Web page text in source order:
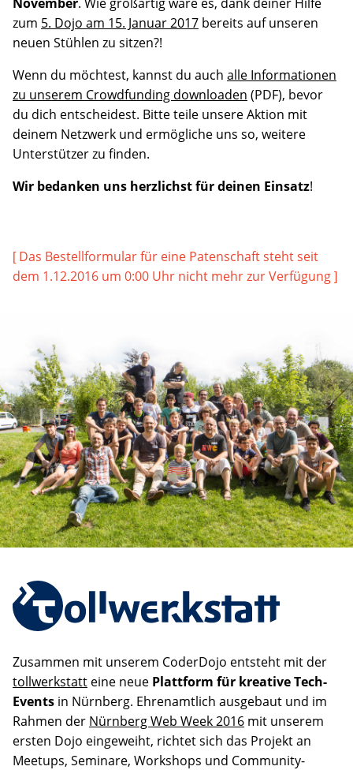
zum 5. Dojo am 15. Januar 2017 bereits auf unseren
neuen Stühlen zu sitzen?!
Wenn du möchtest, kannst du auch alle Informationen
zu unserem Crowdfunding downloaden (PDF), bevor
du dich entscheidest. Bitte teile unsere Aktion mit
deinem Netzwerk und ermögliche uns so, weitere
Unterstützer zu finden.
Wir bedanken uns herzlichst für deinen Einsatz!
[ Das Bestellformular für eine Patenschaft steht seit
dem 1.12.2016 um 0:00 Uhr nicht mehr zur Verfügung ]
Zusammen mit unserem CoderDojo entsteht mit der
tollwerkstatt eine neue Plattform für kreative Tech-
Events in Nürnberg. Ehrenamtlich ausgebaut und im
Rahmen der Nürnberg Web Week 2016 mit unserem
ersten Dojo eingeweiht, richtet sich das Projekt an
Meetups, Seminare, Workshops und Community-